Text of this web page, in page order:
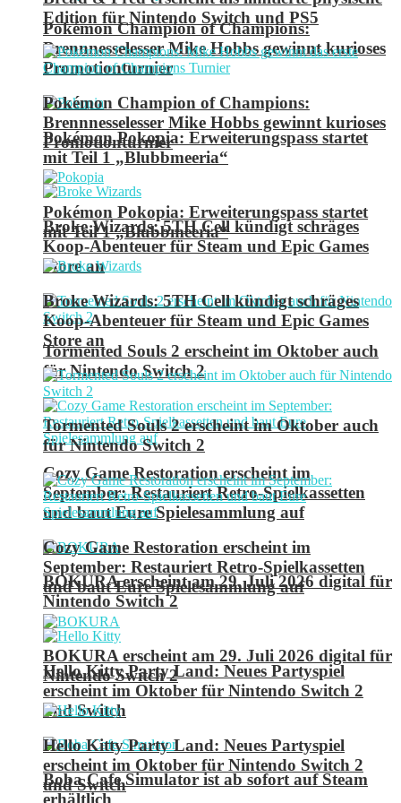
Pokémon Champion of Champions:
Brennnesselesser Mike Hobbs gewinnt kurioses
Promotionturnier
Pokémon Pokopia: Erweiterungspass startet
mit Teil 1 „Blubbmeeria“
Broke Wizards: 5TH Cell kündigt schräges
Koop-Abenteuer für Steam und Epic Games
Store an
Tormented Souls 2 erscheint im Oktober auch
für Nintendo Switch 2
Cozy Game Restoration erscheint im
September: Restauriert Retro-Spielkassetten
und baut Eure Spielesammlung auf
BOKURA erscheint am 29. Juli 2026 digital für
Nintendo Switch 2
Hello Kitty Party Land: Neues Partyspiel
erscheint im Oktober für Nintendo Switch 2
und Switch
Boba Cafe Simulator ist ab sofort auf Steam
erhältlich
Edition für Nintendo Switch und PS5
Pokémon Champion of Champions:
Brennnesselesser Mike Hobbs gewinnt kurioses
Promotionturnier
Pokémon Pokopia: Erweiterungspass startet
mit Teil 1 „Blubbmeeria“
Broke Wizards: 5TH Cell kündigt schräges
Koop-Abenteuer für Steam und Epic Games
Store an
Tormented Souls 2 erscheint im Oktober auch
für Nintendo Switch 2
Cozy Game Restoration erscheint im
September: Restauriert Retro-Spielkassetten
und baut Eure Spielesammlung auf
BOKURA erscheint am 29. Juli 2026 digital für
Nintendo Switch 2
Hello Kitty Party Land: Neues Partyspiel
erscheint im Oktober für Nintendo Switch 2
und Switch